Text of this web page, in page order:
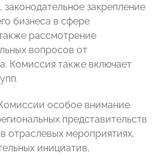
закрепление
бизнеса в сфере
рассмотрение
вопросов от
Комиссия также включает
особое внимание
представительств
отраслевых мероприятиях,
инициатив,